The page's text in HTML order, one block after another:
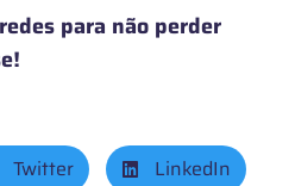
para não perder
Twitter LinkedIn